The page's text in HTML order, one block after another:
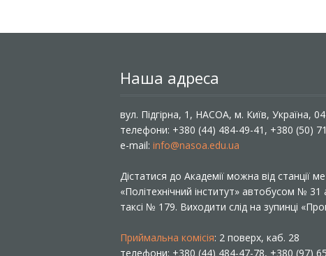
Наша адреса
вул. Підгірна, 1, НАСОА, м. Київ, Україна,
телефони: +380 (44) 484-49-41, +380 (50)
e-mail: info@nasoa.edu.ua
Дістатися до Академії можна від станції
«Політехнічний інститут» автобусом №
таксі № 179. Виходити слід на зупинці
Приймальна комісія: 2 поверх, каб. 28
телефони: +380 (44) 484-47-78, +380 (97)